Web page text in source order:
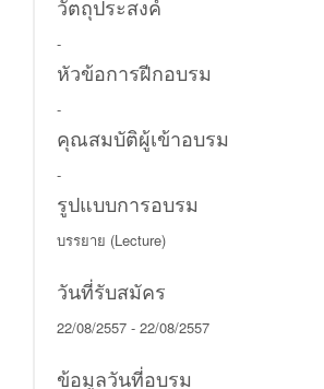
วัตถุประสงค์
-
หัวข้อการฝีกอบรม
-
คุณสมบัติผู้เข้าอบรม
-
รูปแบบการอบรม
บรรยาย (Lecture)
วันที่รับสมัคร
22/08/2557 - 22/08/2557
ข้อมูลวันที่อบรม